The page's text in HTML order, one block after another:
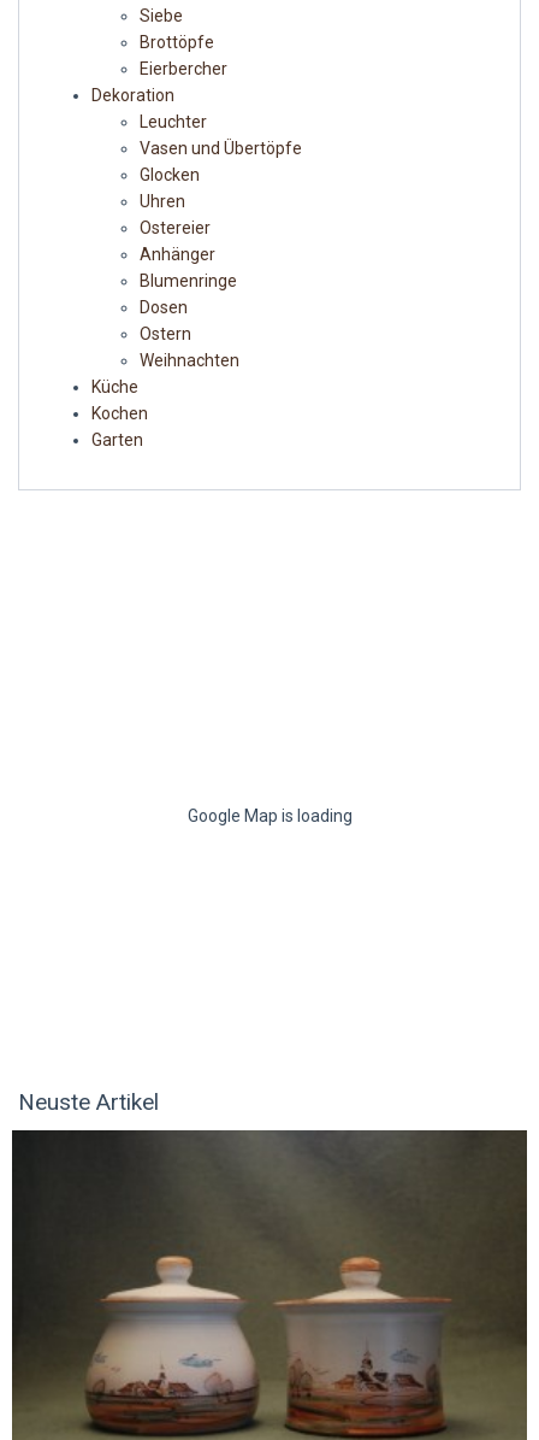
Siebe
Brottöpfe
Eierbercher
Dekoration
Leuchter
Vasen und Übertöpfe
Glocken
Uhren
Ostereier
Anhänger
Blumenringe
Dosen
Ostern
Weihnachten
Küche
Kochen
Garten
Google Map is loading
Neuste Artikel